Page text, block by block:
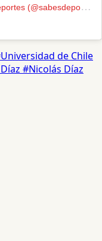
U
na publicación compartida de Sabes Deportes (@sabesdeportes)
de Chile
#Nicolás Díaz